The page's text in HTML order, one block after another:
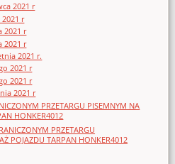
2021 r
r
2021 r
2021 r
2021 r.
2021 r
2021 r
2021 r
PRZETARGU PISEMNYM NA
HONKER4012
PRZETARGU
POJAZDU TARPAN HONKER4012